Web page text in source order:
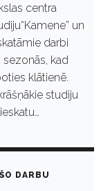
centra
un
darbi
kad
klātienē.
studiju
DARBU